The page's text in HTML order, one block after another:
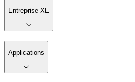
Entreprise XE
Applications